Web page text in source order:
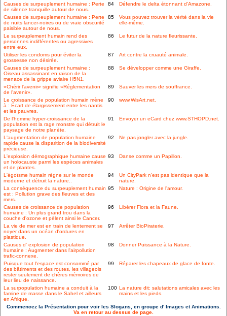
Causes de surpeuplement humaine : Perte
de silence tranquille autour de nous.
84 Défendre le delta étonnant d'Amazone.
Causes de surpeuplement humaine : Perte
de nuits lancer-noires ou de vraie obscurité
paisible autour de nous.
85
Vous pouvez trouver la vérité dans la vie
elle-même.
Le surpeuplement humain rend des
personnes indifférentes ou agressives
entre eux.
86 Le futur de la nature fleurissante.
Utiliser les condoms pour éviter la
grossesse non désirée.
87 Art contre la cruauté animale.
Causes de surpeuplement humaine :
Oiseau assassinant en raison de la
menace de la grippe aviaire H5N1.
88 Se développer comme une Giraffe.
«Chérir l'avenir» signifie «Réglementation
de l'avenir».
89 Sauver les mers de souffrance.
Le croissance de population humain mène
à : Écart de élargissement entre les nantis
et les pauvres.
90 www.WisArt.net.
De l'homme hyper-croissance de la
population est la rage monstre qui détruit le
paysage de notre planète.
91 Envoyer un eCard chez www.STHOPD.net.
L'augmentation de population humaine
rapide cause la disparition de la biodiversité
précieuse.
92 Ne pas jongler avec la jungle.
L'explosion démographique humaine cause
un holocauste parmi les espèces animales
et de plantes.
93 Danse comme un Papillon.
L'égoïsme humain règne sur le monde
moderne et détruit la nature..
94
Un CityPark n'est pas identique que la
nature.
La conséquence du surpeuplement humain
est : Pollution grave des fleuves et des
mers.
95 Nature : Origine de l'amour.
Causes de croissance de population
humaine : Un plus grand trou dans la
couche d'ozone et pèlent ainsi le Cancer.
96 Libérer Flora et la Faune.
La vie de mer est en train de lentement se
noyer dans un océan d'ordures en
plastique.
97 Arrêter BioPiraterie.
Causes d' explosion de population
humaine : Augmenter dans l'airpollution
trafic-connexe.
98 Donner Puissance à la Nature.
Puisque tout l'espace est consommé par
des bâtiments et des routes, les villageois
rester seulement de chères mémoires de
leur lieu de naissance.
99 Réparer les chapeaux de glace de fonte.
La surpopulation humaine a conduit à la
famine de masse dans le Sahel et ailleurs
en Afrique.
100 La nature dit: salutations amicales avec les
mains et les pieds.
Commencez la Présentation pour voir les Slogans, en groupe d' Images et Animations.
Va en retour au dessus de page.